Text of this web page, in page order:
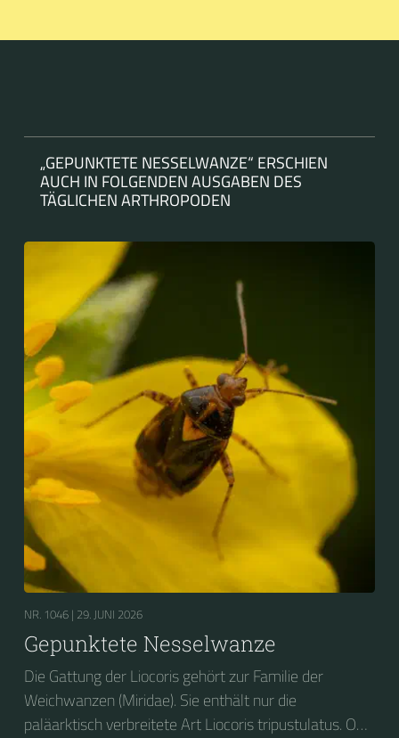
„GEPUNKTETE NESSELWANZE“ ERSCHIEN
AUCH IN FOLGENDEN AUSGABEN DES
TÄGLICHEN ARTHROPODEN
NR. 1046 | 29. JUNI 2026
Gepunktete Nesselwanze
Die Gattung der Liocoris gehört zur Familie der
Weichwanzen (Miridae). Sie enthält nur die
paläarktisch verbreitete Art Liocoris tripustulatus. Ob